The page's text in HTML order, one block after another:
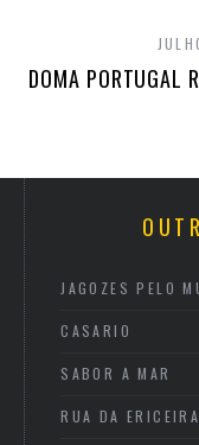
DOMA PORTUGAL
JAGOZES PELO
CASARIO
SABOR A MAR
RUA DA ERICEIRA